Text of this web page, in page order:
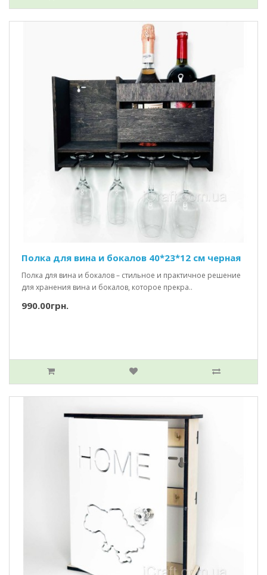
Полка для вина и бокалов 40*23*12 см черная
Полка для вина и бокалов – стильное и практичное решение
для хранения вина и бокалов, которое прекра..
990.00грн.